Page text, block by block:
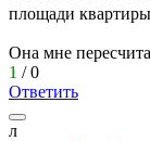
площади
Она мне
1 /0
Ответить
л